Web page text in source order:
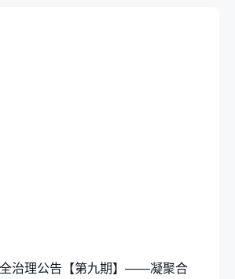
治理公告【第九期】——凝聚合